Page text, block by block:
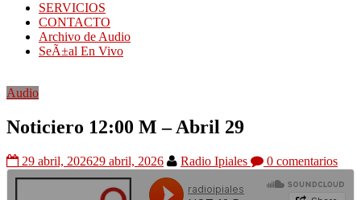
SERVICIOS
CONTACTO
Archivo de Audio
SeÃ±al En Vivo
Audio
Noticiero 12:00 M – Abril 29
29 abril, 202629 abril, 2026 Radio Ipiales 0 comentarios